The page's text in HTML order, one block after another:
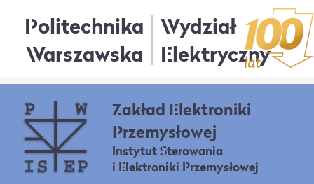
Politechnika
Warszawska
Wydział
Elektryczny
Zakład Elektroniki
Przemysłowej
Instytut Sterowania
i Elektroniki Przemysłowej